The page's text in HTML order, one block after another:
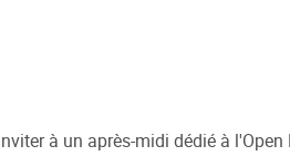
à un après-midi dédié à l'Open